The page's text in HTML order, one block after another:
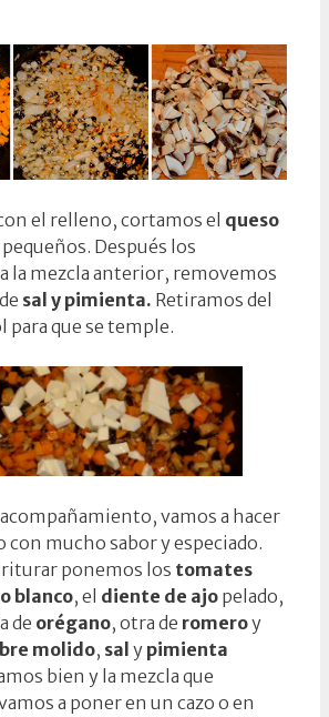
el relleno, cortamos el queso
Después los
la mezcla anterior, removemos
sal y pimienta. Retiramos del
para que se temple.
acompañamiento, vamos a hacer
mucho sabor y especiado.
ponemos los tomates
blanco, el diente de ajo pelado,
de orégano, otra de romeroy
molido, sal y pimienta
bien y la mezcla que
a poner en un cazo o en